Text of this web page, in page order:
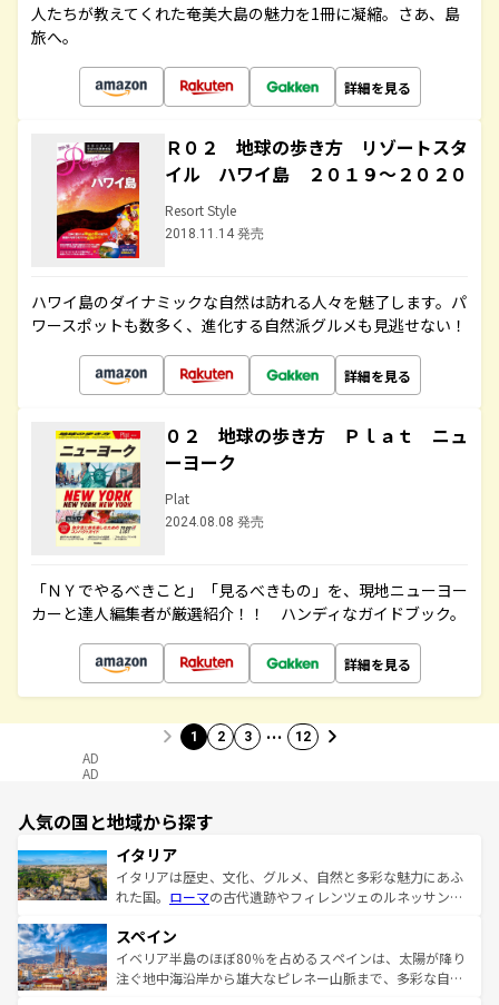
人たちが教えてくれた奄美大島の魅力を1冊に凝縮。さあ、島
旅へ。
詳細を見る
Ｒ０２ 地球の歩き方 リゾートスタ
イル ハワイ島 ２０１９～２０２０
Resort Style
2018.11.14 発売
ハワイ島のダイナミックな自然は訪れる人々を魅了します。パ
ワースポットも数多く、進化する自然派グルメも見逃せない！
詳細を見る
０２ 地球の歩き方 Ｐｌａｔ ニュ
ーヨーク
Plat
2024.08.08 発売
「ＮＹでやるべきこと」「見るべきもの」を、現地ニューヨー
カーと達人編集者が厳選紹介！！ ハンディなガイドブック。
詳細を見る
1 2 3 … 12
AD
AD
人気の国と地域から探す
イタリア
イタリアは歴史、文化、グルメ、自然と多彩な魅力にあふ
れた国。 ローマの古代遺跡やフィレンツェのルネッサンス
ろん、トスカーナの美しい田園風景やアマルフィ海岸の絶
景など、自然景観も見逃せない。観光の合間には、本場の
ピザやパスタなど、絶品のイタリア料理を堪能することも
スペイン
イベリア半島のほぼ80％を占めるスペインは、太陽が降り
注ぐ地中海沿岸から雄大なピレネー山脈まで、多彩な自然